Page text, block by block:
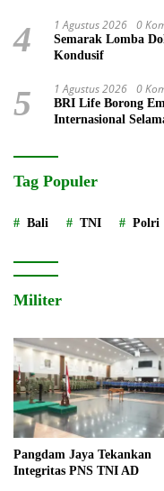
4 1 Agustus 2026 0
Semarak Lomba
Kondusif
5 1 Agustus 2026 0
BRI Life Borong
Internasional
Tag Populer
Bali TNI Polri
Militer
Pangdam Jaya Tekankan
Integritas PNS TNI AD